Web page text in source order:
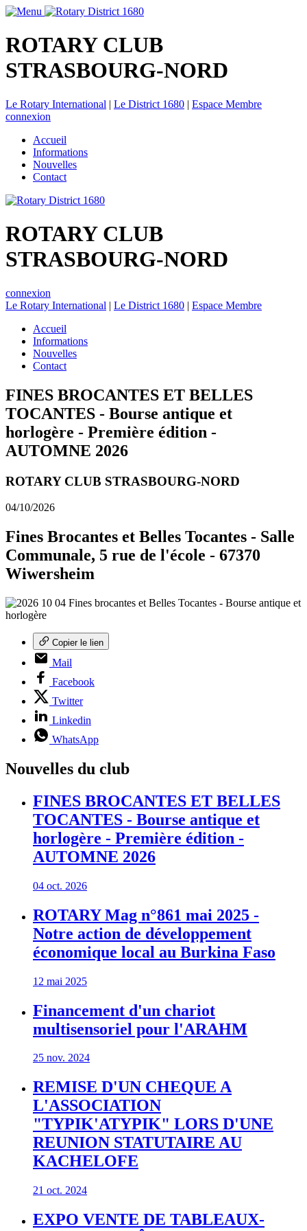
ROTARY CLUB
STRASBOURG-NORD
Le Rotary International | Le District 1680 | Espace Membre
connexion
Accueil
Informations
Nouvelles
Contact
ROTARY CLUB
STRASBOURG-NORD
connexion
Le Rotary International | Le District 1680 | Espace Membre
Accueil
Informations
Nouvelles
Contact
FINES BROCANTES ET BELLES
TOCANTES - Bourse antique et
horlogère - Première édition -
AUTOMNE 2026
ROTARY CLUB STRASBOURG-NORD
04/10/2026
Fines Brocantes et Belles Tocantes - Salle
Communale, 5 rue de l'école - 67370
Wiwersheim
Copier le lien
Mail
Facebook
Twitter
Linkedin
WhatsApp
Nouvelles du club
FINES BROCANTES ET BELLES
TOCANTES - Bourse antique et
horlogère - Première édition -
AUTOMNE 2026
04 oct. 2026
ROTARY Mag n°861 mai 2025 -
Notre action de développement
économique local au Burkina Faso
12 mai 2025
Financement d'un chariot
multisensoriel pour l'ARAHM
25 nov. 2024
REMISE D'UN CHEQUE A
L'ASSOCIATION
"TYPIK'ATYPIK" LORS D'UNE
REUNION STATUTAIRE AU
KACHELOFE
21 oct. 2024
EXPO VENTE DE TABLEAUX-